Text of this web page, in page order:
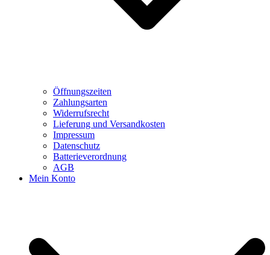
Öffnungszeiten
Zahlungsarten
Widerrufsrecht
Lieferung und Versandkosten
Impressum
Datenschutz
Batterieverordnung
AGB
Mein Konto